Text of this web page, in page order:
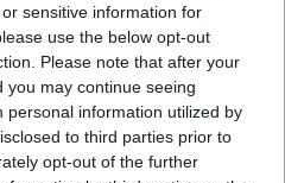
sensitive information for
use the below opt-out
Please note that after your
may continue seeing
personal information utilized by
to third parties prior to
opt-out of the further
de género el
cumplido ya más el
Algunas de las
el Gobierno en este
del permiso de
retributiva; las políticas
de Ley